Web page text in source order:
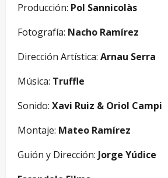
Producción: Pol Sannicolàs
Fotografía: Nacho Ramírez
Dirección Artística: Arnau Serra
Música: Truffle
Sonido: Xavi Ruiz & Oriol Campi
Montaje: Mateo Ramírez
Guión y Dirección: Jorge Yúdice